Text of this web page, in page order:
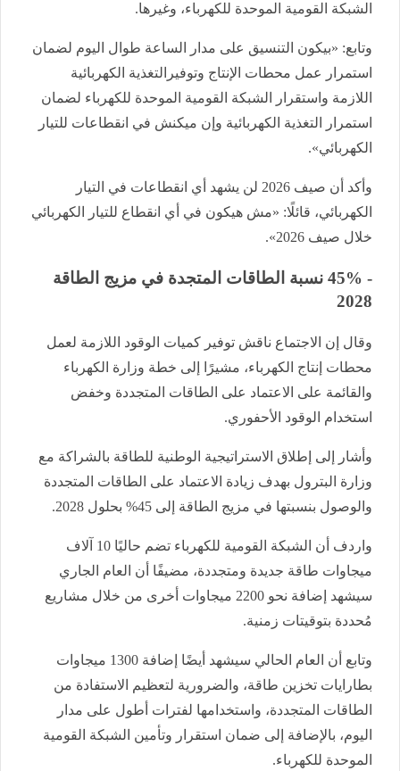
الشبكة القومية الموحدة للكهرباء، وغيرها.
وتابع: «بيكون التنسيق على مدار الساعة طوال اليوم لضمان
استمرار عمل محطات الإنتاج وتوفيرالتغذية الكهربائية
اللازمة واستقرار الشبكة القومية الموحدة للكهرباء لضمان
استمرار التغذية الكهربائية وإن ميكنش في انقطاعات للتيار
الكهربائي».
وأكد أن صيف 2026 لن يشهد أي انقطاعات في التيار
الكهربائي، قائلًا: «مش هيكون في أي انقطاع للتيار الكهربائي
خلال صيف 2026».
- 45% نسبة الطاقات المتجدة في مزيج الطاقة
2028
وقال إن الاجتماع ناقش توفير كميات الوقود اللازمة لعمل
محطات إنتاج الكهرباء، مشيرًا إلى خطة وزارة الكهرباء
والقائمة على الاعتماد على الطاقات المتجددة وخفض
استخدام الوقود الأحفوري.
وأشار إلى إطلاق الاستراتيجية الوطنية للطاقة بالشراكة مع
وزارة البترول بهدف زيادة الاعتماد على الطاقات المتجددة
والوصول بنسبتها في مزيج الطاقة إلى 45% بحلول 2028.
واردف أن الشبكة القومية للكهرباء تضم حاليًا 10 آلاف
ميجاوات طاقة جديدة ومتجددة، مضيفًا أن العام الجاري
سيشهد إضافة نحو 2200 ميجاوات أخرى من خلال مشاريع
مُحددة بتوقيتات زمنية.
وتابع أن العام الحالي سيشهد أيضًا إضافة 1300 ميجاوات
بطارايات تخزين طاقة، والضرورية لتعظيم الاستفادة من
الطاقات المتجددة، واستخدامها لفترات أطول على مدار
اليوم، بالإضافة إلى ضمان استقرار وتأمين الشبكة القومية
الموحدة للكهرباء.